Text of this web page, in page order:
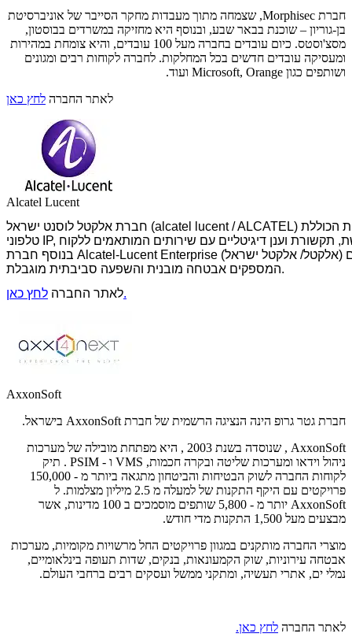
חברת Morphisec, שצמחה מתוך מעבדות מחקר הסייבר של אוניברסיטת
בן-גוריון – שוכנת בבאר שבע, ובנוסף היא מחזיקה במשרדים בבוסטון,
מסצ'וסטס. כיום עובדים בחברה מעל 100 עובדים, והיא צומחת במהירות
ומעסיקה עובדים חדשים בכל המחלקות. לחברה לקוחות רבים ומגונים
ושותפים כגון Microsoft, Orange ועוד.
לאתר החברה לחץ כאן
Alcatel Lucent
חברת אלקטל לוסנט ישראל (alcatel lucent / ALCATEL) מספקת חוויית טכנולוגיה דיגיטלית מותאמת אישית הכוללת:
בנוסף חברת Alcatel-Lucent Enterprise (אלקטל/ אלקטל ישראל) מציעה מודלים עסקיים גמישים
המספקים אבטחה מובנית והשפעה סביבתית מוגבלת.
לאתר החברה לחץ כאן.
AxxonSoft
חברת גטר גרופ הינה הנציגה הרשמית של חברת AxxonSoft בישראל.
AxxonSoft , שנוסדה בשנת 2003 , היא מפתחת מובילה של מערכות
ניהול וידאו ומערכות שליטה ובקרה חכמות, VMS ו - PSIM . תיק
לקוחות החברה לשוק הבטיחות והביטחון מתגאה ביותר מ - 150,000
פרויקטים עם היקף התקנות של למעלה מ 2.5 מיליון מצלמות. ל
AxxonSoft יותר מ - 5,800 שותפים מוסמכים ב 100 מדינות, אשר
מבצעים מעל 1,500 התקנות מדי חודש.
מוצרי החברה מותקנים במגוון פרויקטים החל מרשויות מקומיות, מערכות
אבטחה עירוניות, שוק הקמעונאות, בנקים, שדות תעופה בינלאומיים,
נמלי ים, אתרי תעשיה, ומתקני ממשל ועסקים רבים ברחבי העולם.
לאתר החברה לחץ כאן.